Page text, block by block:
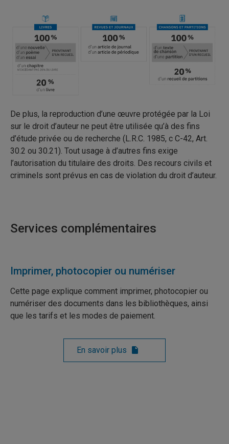
De plus, la reproduction d’une œuvre protégée par la Loi
sur le droit d’auteur ne peut être utilisée qu’à des fins
d’étude privée ou de recherche (L.R.C. 1985, c C-42, Art.
30.2 ou 30.21). Tout usage à d’autres fins exige
l’autorisation du titulaire des droits. Des recours civils et
criminels sont prévus en cas de violation du droit d’auteur.
Services complémentaires
Imprimer, photocopier ou numériser
Cette page explique comment imprimer, photocopier ou
numériser des documents dans les bibliothèques, ainsi
que les tarifs et les modes de paiement.
En savoir plus